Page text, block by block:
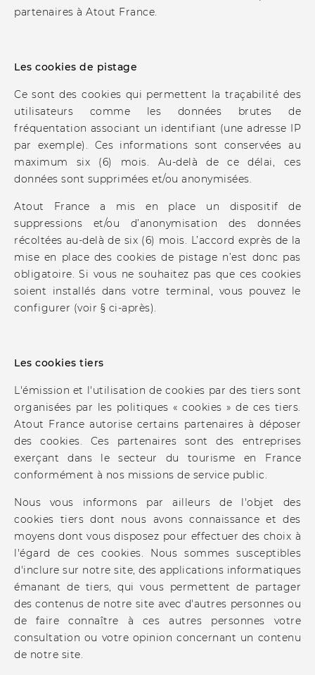
partenaires à Atout France.
Les cookies de pistage
Ce sont des cookies qui permettent la traçabilité des
utilisateurs comme les données brutes de
fréquentation associant un identifiant (une adresse IP
par exemple). Ces informations sont conservées au
maximum six (6) mois. Au-delà de ce délai, ces
données sont supprimées et/ou anonymisées.
Atout France a mis en place un dispositif de
suppressions et/ou d’anonymisation des données
récoltées au-delà de six (6) mois. L’accord exprès de la
mise en place des cookies de pistage n’est donc pas
obligatoire. Si vous ne souhaitez pas que ces cookies
soient installés dans votre terminal, vous pouvez le
configurer (voir § ci-après).
Les cookies tiers
L'émission et l'utilisation de cookies par des tiers sont
organisées par les politiques « cookies » de ces tiers.
Atout France autorise certains partenaires à déposer
des cookies. Ces partenaires sont des entreprises
exerçant dans le secteur du tourisme en France
conformément à nos missions de service public.
Nous vous informons par ailleurs de l'objet des
cookies tiers dont nous avons connaissance et des
moyens dont vous disposez pour effectuer des choix à
l'égard de ces cookies. Nous sommes susceptibles
d'inclure sur notre site, des applications informatiques
émanant de tiers, qui vous permettent de partager
des contenus de notre site avec d'autres personnes ou
de faire connaître à ces autres personnes votre
consultation ou votre opinion concernant un contenu
de notre site.